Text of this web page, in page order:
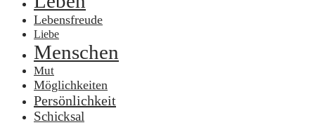
Lebensfreude
Liebe
Menschen
Mut
Möglichkeiten
Persönlichkeit
Schicksal